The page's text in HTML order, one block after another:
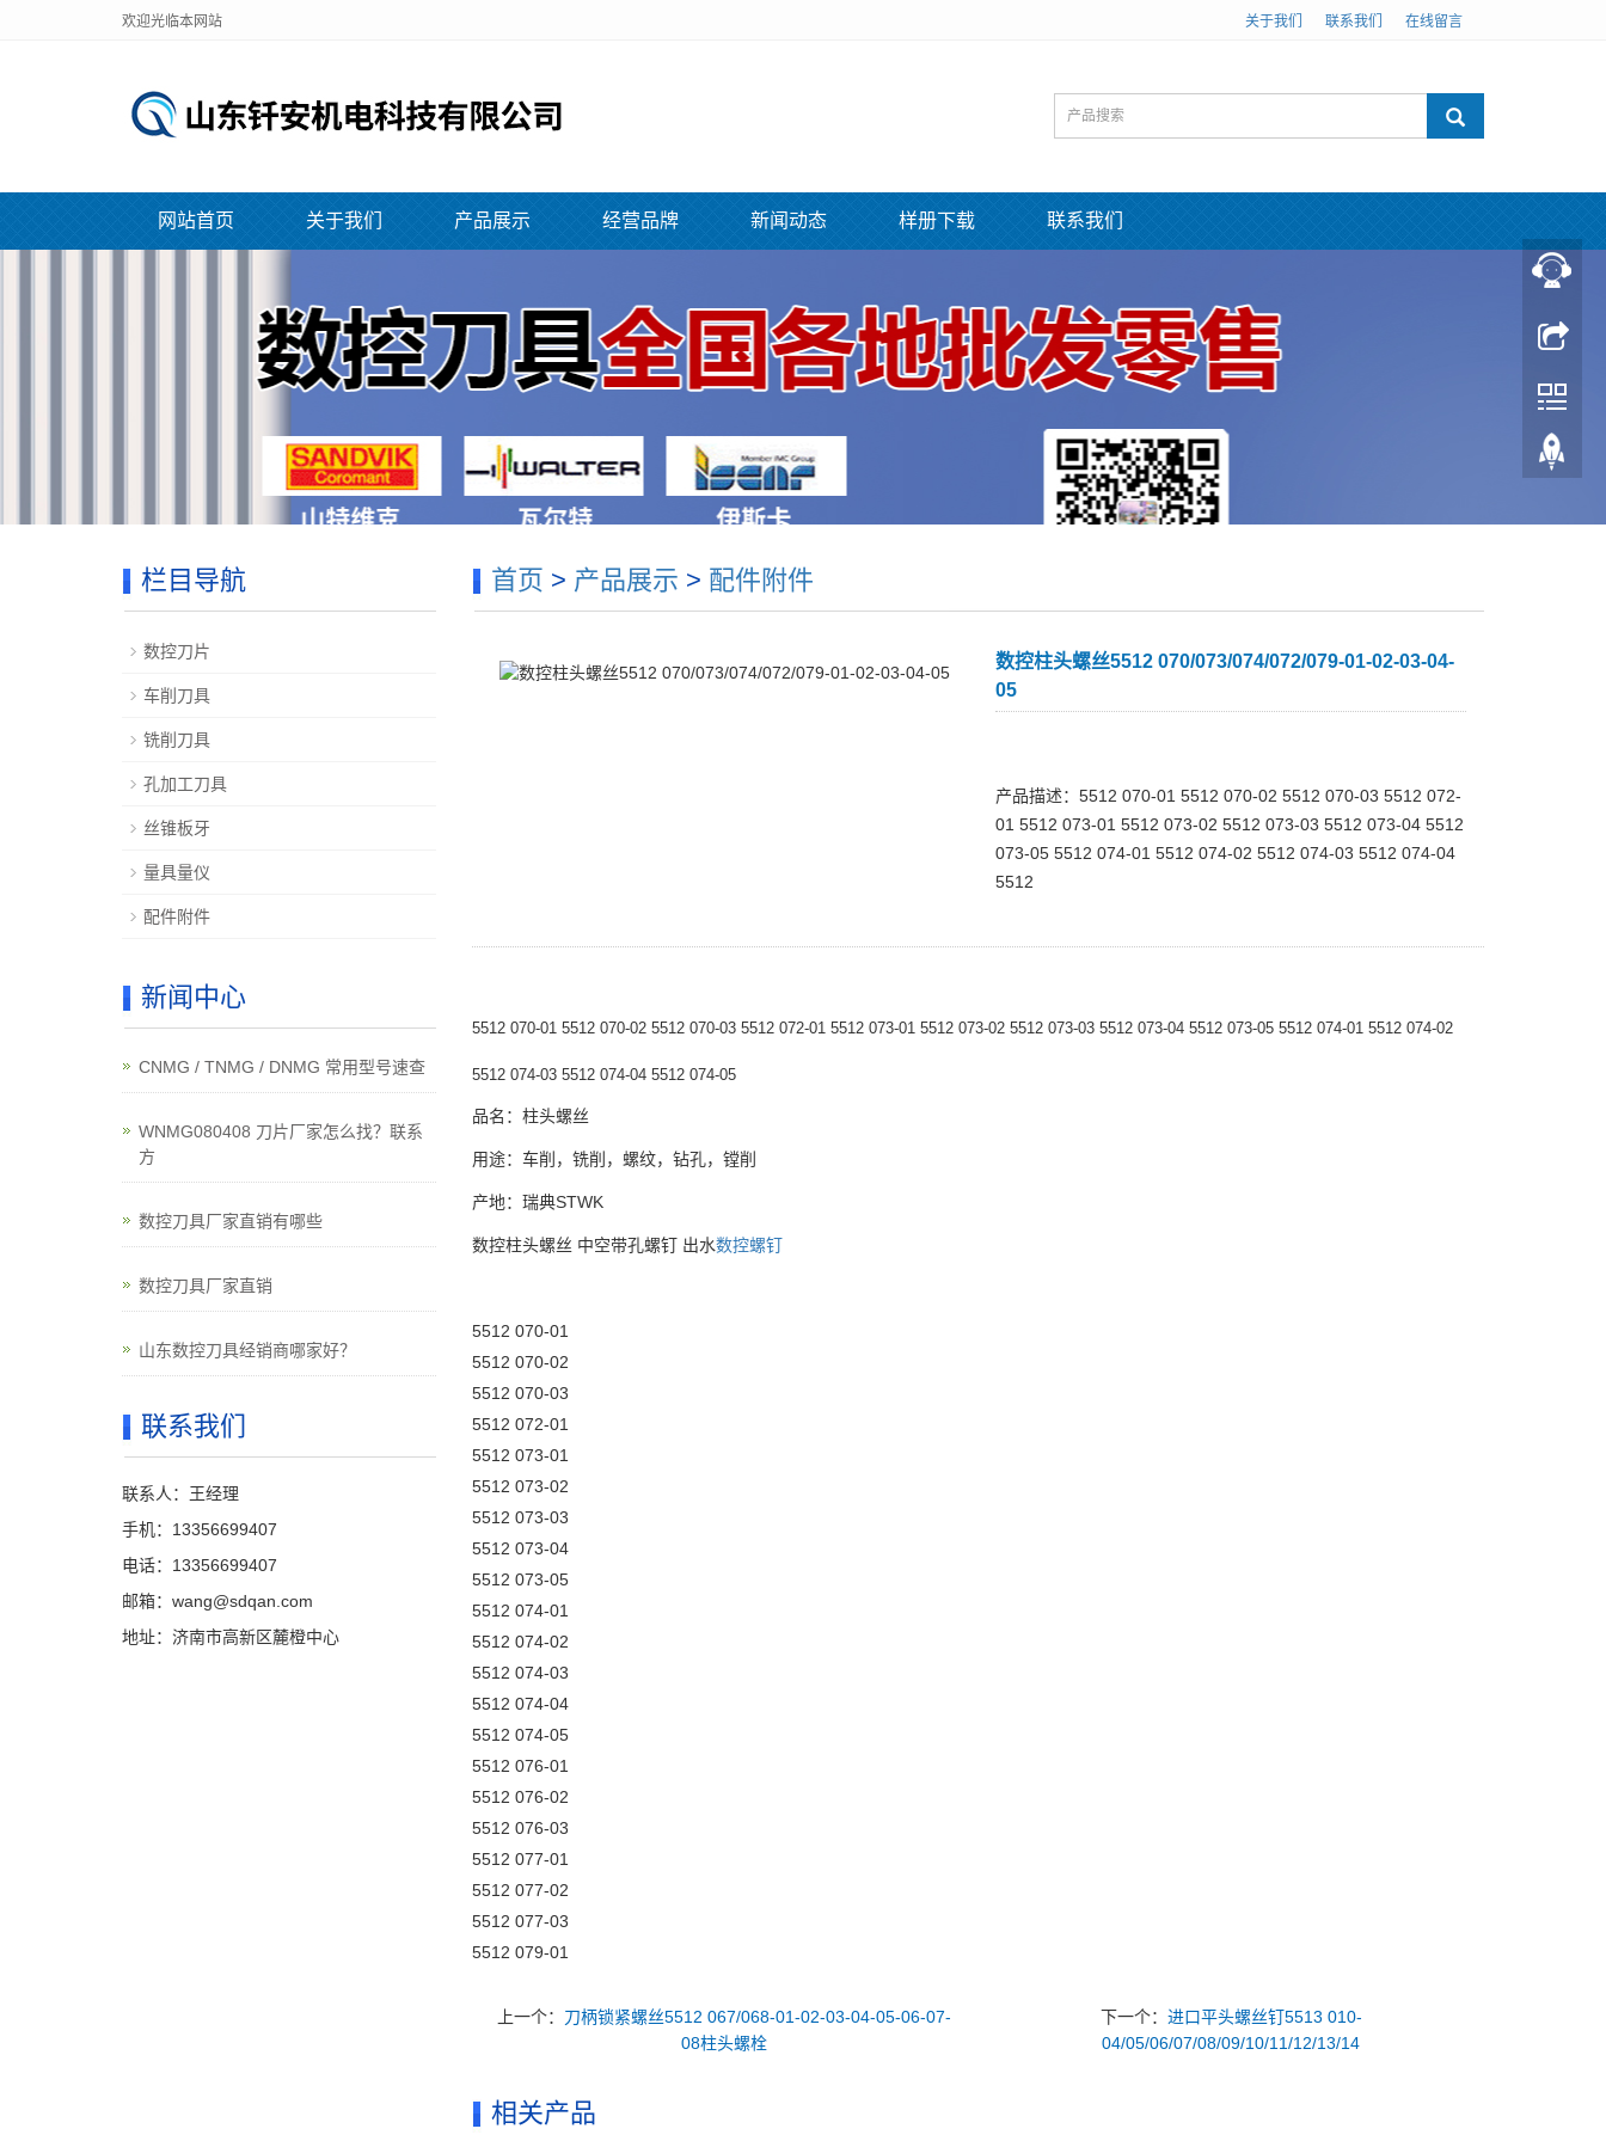
欢迎光临本网站 关于我们 联系我们 在线留言
网站首页 关于我们 产品展示 经营品牌 新闻动态 样册下载 联系我们
首页 > 产品展示 > 配件附件
数控柱头螺丝5512 070/073/074/072/079-01-02-03-04-
05
产品描述：5512 070-01 5512 070-02 5512 070-03 5512 072-
01 5512 073-01 5512 073-02 5512 073-03 5512 073-04 5512
073-05 5512 074-01 5512 074-02 5512 074-03 5512 074-04
5512
5512 070-01 5512 070-02 5512 070-03 5512 072-01 5512 073-01 5512 073-02 5512 073-03 5512 073-04 5512 073-05 5512 074-01 5512 074-02
5512 074-03 5512 074-04 5512 074-05
品名：柱头螺丝
用途：车削，铣削，螺纹，钻孔，镗削
产地：瑞典STWK
数控柱头螺丝 中空带孔螺钉 出水数控螺钉
5512 070-01
5512 070-02
5512 070-03
5512 072-01
5512 073-01
5512 073-02
5512 073-03
5512 073-04
5512 073-05
5512 074-01
5512 074-02
5512 074-03
5512 074-04
5512 074-05
5512 076-01
5512 076-02
5512 076-03
5512 077-01
5512 077-02
5512 077-03
5512 079-01
上一个： 刀柄锁紧螺丝5512 067/068-01-02-03-04-05-06-07-
08柱头螺栓
下一个： 进口平头螺丝钉5513 010-
04/05/06/07/08/09/10/11/12/13/14
相关产品
栏目导航
数控刀片
车削刀具
铣削刀具
孔加工刀具
丝锥板牙
量具量仪
配件附件
新闻中心
CNMG / TNMG / DNMG 常用型号速查
WNMG080408 刀片厂家怎么找？联系
方
数控刀具厂家直销有哪些
数控刀具厂家直销
山东数控刀具经销商哪家好？
联系我们
联系人：王经理
手机：13356699407
电话：13356699407
邮箱：wang@sdqan.com
地址：济南市高新区麓橙中心